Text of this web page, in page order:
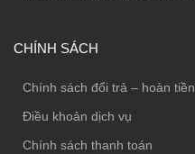
CHÍNH SÁCH
Chính sách đổi trả – hoàn tiền
Điều khoản dịch vụ
Chính sách thanh toán